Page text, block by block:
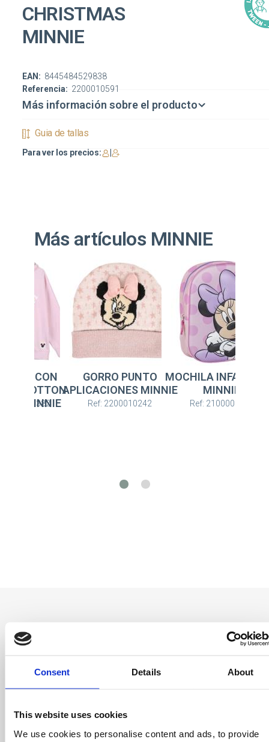
Consent Details About
This website uses cookies
We use cookies to personalise content and ads, to provide
CHRISTMAS
MINNIE
Referencia: 2200010591
EAN: 8445484529838
Más información sobre el producto
Guia de tallas
Para ver los precios:
Más artículos MINNIE
PUNTO
MINNIE
2200010242
MOCHILA INFANTIL 3D
MINNIE
Ref: 2100005113
SUDADERA CON
CAPUCHA COTTON
BRUSHED MINNIE
Ref: 2900000382
Entérate antes
que nadie
Consigue ofertas especiales, información
conoce antes que nadie las novedades del